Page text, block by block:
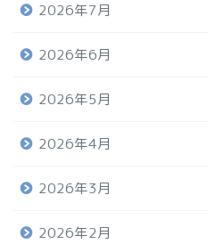
2026年7月
2026年6月
2026年5月
2026年4月
2026年3月
2026年2月